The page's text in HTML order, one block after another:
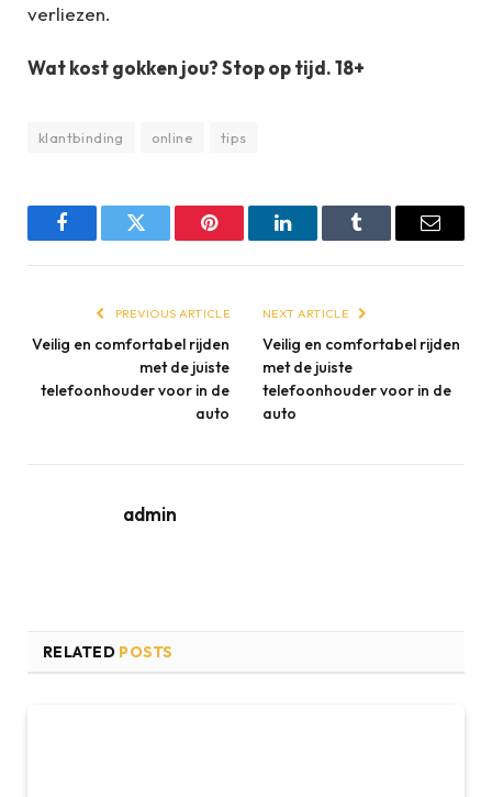
verliezen.
Wat kost gokken jou? Stop op tijd. 18+
klantbinding online tips
FacebookTwitter Pinterest LinkedInTumblr Email
PREVIOUS ARTICLE
Veilig en comfortabel rijden
met de juiste
telefoonhouder voor in de
auto
NEXT ARTICLE
Veilig en comfortabel rijden
met de juiste
telefoonhouder voor in de
auto
admin
RELATED POSTS